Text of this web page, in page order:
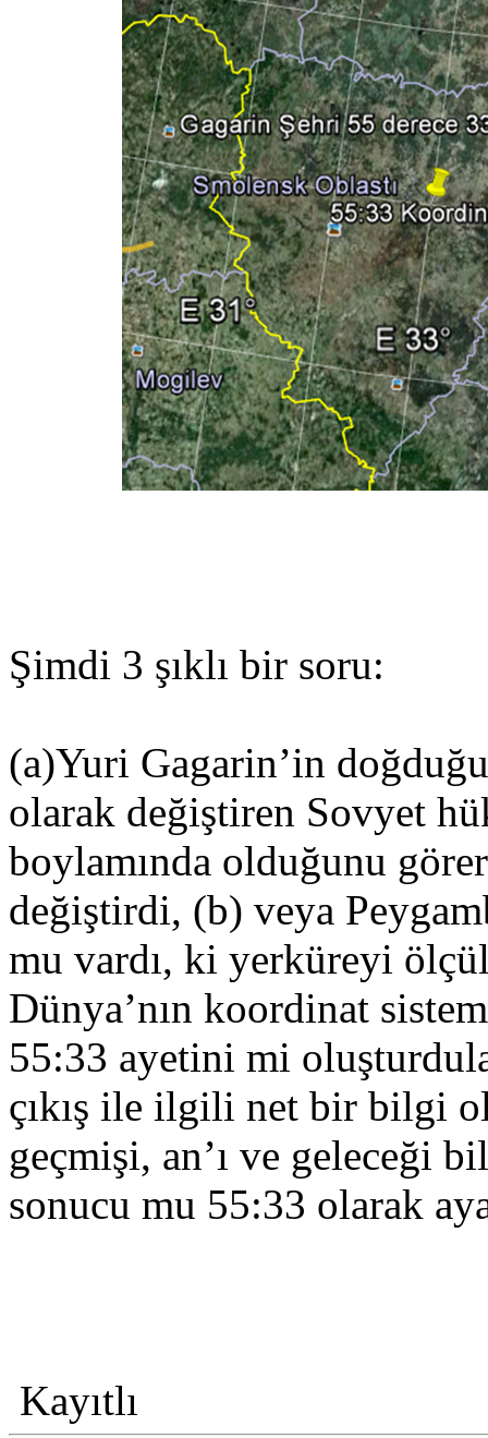
Şimdi 3 şıklı bir soru:
(a)Yuri Gagarin’in
olarak değiştiren Sovyet
boylamında olduğunu
değiştirdi, (b) veya
mu vardı, ki yerküreyi
Dünya’nın koordinat
55:33 ayetini mi
çıkış ile ilgili net bir bilgi
geçmişi, an’ı ve geleceği
sonucu mu 55:33 olarak
Kayıtlı